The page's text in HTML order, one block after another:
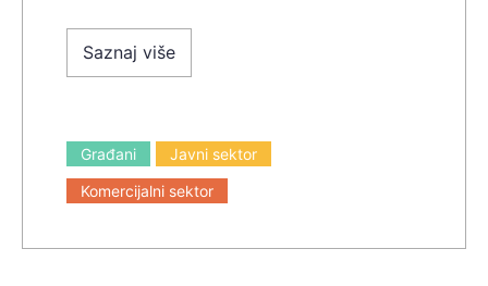
Saznaj više
Građani
Javni sektor
Komercijalni sektor